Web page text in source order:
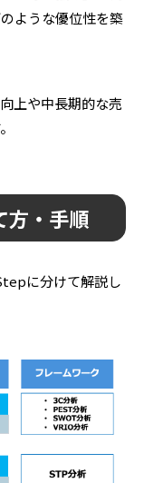
ような優位性を築
上や中長期的な売
方・手順
に分けて解説し